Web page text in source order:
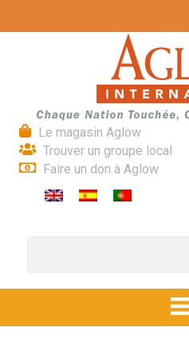
Le magasin Aglow
Trouver un groupe local
Faire un don à Aglow